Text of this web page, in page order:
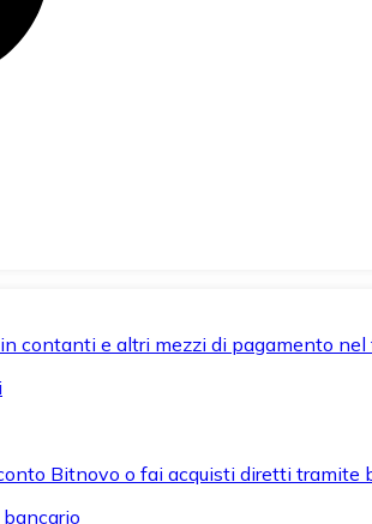
contanti e altri mezzi di pagamento nel
Bitnovo o fai acquisti diretti tramite